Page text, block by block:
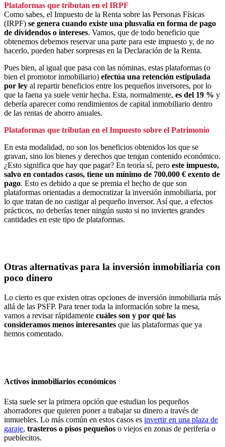
Plataformas que tributan en el IRPF
Como sabes, el Impuesto de la Renta sobre las Personas Físicas
(IRPF) se genera cuando existe una plusvalía en forma de pago
de dividendos o intereses. Vamos, que de todo beneficio que
obtenemos debemos reservar una parte para este impuesto y, de no
hacerlo, pueden haber sorpresas en la Declaración de la Renta.
Pues bien, al igual que pasa con las nóminas, estas plataformas (o
bien el promotor inmobiliario) efectúa una retención estipulada
por ley al repartir beneficios entre los pequeños inversores, por lo
que la faena ya suele venir hecha. Esta, normalmente, es del 19 % y
debería aparecer como rendimientos de capital inmobiliario dentro
de las rentas de ahorro anuales.
Plataformas que tributan en el Impuesto sobre el Patrimonio
En esta modalidad, no son los beneficios obtenidos los que se
gravan, sino los bienes y derechos que tengan contenido económico.
¿Esto significa que hay que pagar? En teoría sí, pero este impuesto,
salvo en contados casos, tiene un mínimo de 700.000 € exento de
pago. Esto es debido a que se premia el hecho de que son
plataformas orientadas a democratizar la inversión inmobiliaria, por
lo que tratan de no castigar al pequeño inversor. Así que, a efectos
prácticos, no deberías tener ningún susto si no inviertes grandes
cantidades en este tipo de plataformas.
Otras alternativas para la inversión inmobiliaria con
poco dinero
Lo cierto es que existen otras opciones de inversión inmobiliaria más
allá de las PSFP. Para tener toda la información sobre la mesa,
vamos a revisar rápidamente cuáles son y por qué las
consideramos menos interesantes que las plataformas que ya
hemos comentado.
Activos inmobiliarios económicos
Esta suele ser la primera opción que estudian los pequeños
ahorradores que quieren poner a trabajar su dinero a través de
inmuebles. Lo más común en estos casos es invertir en una plaza de
garaje, trasteros o pisos pequeños o viejos en zonas de periferia o
pueblecitos.